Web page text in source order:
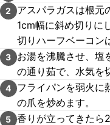
2
アスパラガスは根元
1cm幅に斜め切りに
切りハーフベーコン
3
お湯を沸騰させ、塩
の通り茹で、水気を
4
フライパンを弱火に
の爪を炒めます。
5 香りが立ってきたら